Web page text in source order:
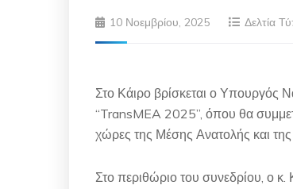
10 Νοεμβρίου, 2025 Δελτία
Στο Κάιρο βρίσκεται ο Υπουργός
“TransMEA 2025”, όπου θα
χώρες της Μέσης Ανατολής και
Στο περιθώριο του συνεδρίου, ο